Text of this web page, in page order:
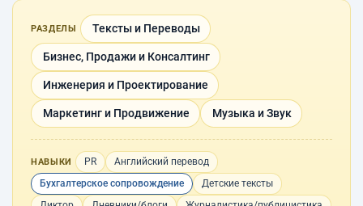
РАЗДЕЛЫ Тексты и Переводы
Бизнес, Продажи и Консалтинг
Инженерия и Проектирование
Маркетинг и Продвижение Музыка и Звук
НАВЫКИ PR
Английский перевод
Бухгалтерское сопровождение
Детские тексты